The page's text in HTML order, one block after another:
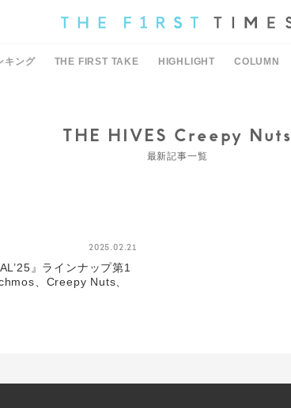
キング THE FIRST TAKE HIGHLIGHT COLUMN
THE HIVES Creepy Nuts
最新記事一覧
2025.02.21
』ラインナップ第1
、Creepy Nuts、